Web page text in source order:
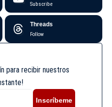
Subscribe
Threads
Follow
para recibir nuestros
Inscríbeme